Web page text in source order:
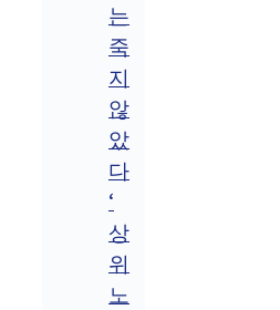
는
죽
지
않
았
다
‘
상
위
노